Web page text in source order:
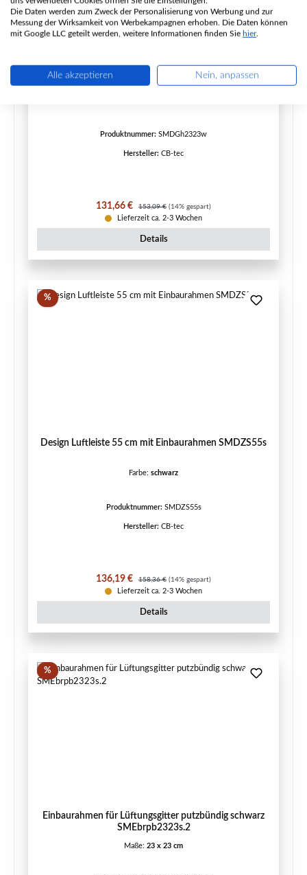
Deckengitter höhenverstellbar, weiß SMDGh2323w
Produktnummer: SMDGh2323w
Hersteller: CB-tec
Verkaufspreis:
131,66 € Regulärer Preis:
153,09 € (14% gespart)
Lieferzeit ca. 2-3 Wochen
Details
%Rabatt
Design Luftleiste 55 cm mit Einbaurahmen SMDZS55s
Farbe: schwarz
Produktnummer: SMDZS55s
Hersteller: CB-tec
Verkaufspreis:
136,19 € Regulärer Preis:
158,36 € (14% gespart)
Lieferzeit ca. 2-3 Wochen
Details
%Rabatt
Einbaurahmen für Lüftungsgitter putzbündig schwarz
SMEbrpb2323s.2
Maße: 23 x 23 cm
Die Daten werden zum Zweck der Personalisierung von Werbung und zur
Messung der Wirksamkeit von Werbekampagnen erhoben. Die Daten können
mit Google LLC geteilt werden, weitere Informationen finden Sie hier.
Alle akzeptieren Nein, anpassen